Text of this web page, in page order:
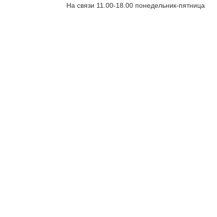
На связи 11.00-18.00 понедельник-пятница